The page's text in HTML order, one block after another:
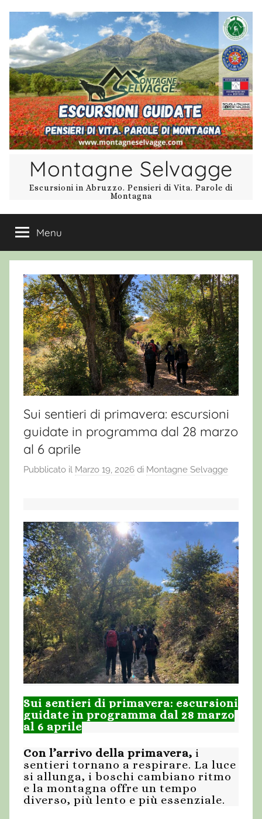
contenuto
Montagne Selvagge
Escursioni in Abruzzo. Pensieri di Vita. Parole di
Montagna
Menu
Sui sentieri di primavera: escursioni
guidate in programma dal 28 marzo
al 6 aprile
Pubblicato il Marzo 19, 2026 di Montagne Selvagge
Sui sentieri di primavera: escursioni
guidate in programma dal 28 marzo
al 6 aprile
Con l’arrivo della primavera, i
sentieri tornano a respirare. La luce
si allunga, i boschi cambiano ritmo
e la montagna offre un tempo
diverso, più lento e più essenziale.